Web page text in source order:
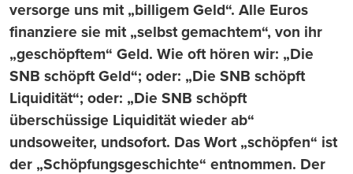
versorge uns mit „billigem Geld“. Alle Euros
finanziere sie mit „selbst gemachtem“, von ihr
„geschöpftem“ Geld. Wie oft hören wir: „Die
SNB schöpft Geld“; oder: „Die SNB schöpft
Liquidität“; oder: „Die SNB schöpft
überschüssige Liquidität wieder ab“
undsoweiter, undsofort. Das Wort „schöpfen“ ist
der „Schöpfungsgeschichte“ entnommen. Der